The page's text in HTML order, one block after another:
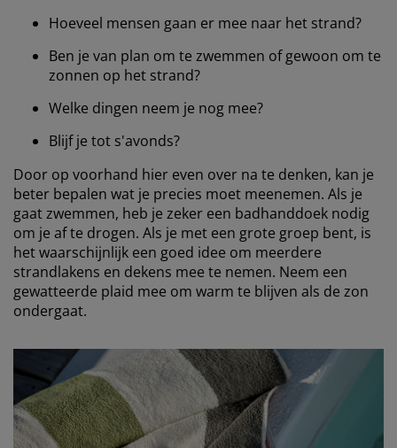
Hoeveel mensen gaan er mee naar het strand?
Ben je van plan om te zwemmen of gewoon om te
zonnen op het strand?
Welke dingen neem je nog mee?
Blijf je tot s'avonds?
Door op voorhand hier even over na te denken, kan je
beter bepalen wat je precies moet meenemen. Als je
gaat zwemmen, heb je zeker een badhanddoek nodig
om je af te drogen. Als je met een grote groep bent, is
het waarschijnlijk een goed idee om meerdere
strandlakens en dekens mee te nemen. Neem een
gewatteerde plaid mee om warm te blijven als de zon
ondergaat.